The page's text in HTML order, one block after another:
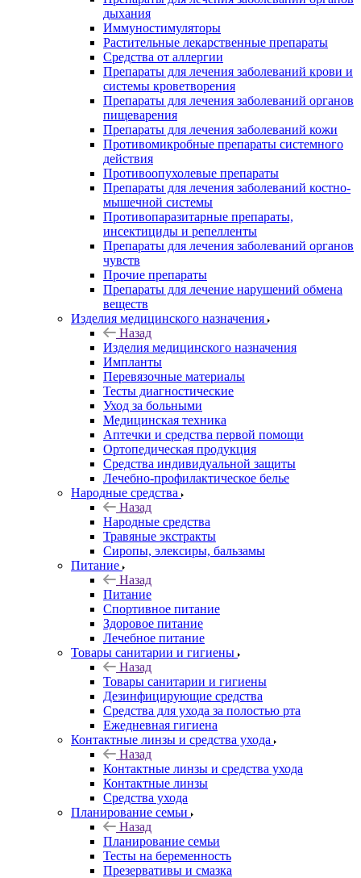
дыхания
Иммуностимуляторы
Растительные лекарственные препараты
Средства от аллергии
Препараты для лечения заболеваний крови и
системы кроветворения
Препараты для лечения заболеваний органов
пищеварения
Препараты для лечения заболеваний кожи
Противомикробные препараты системного
действия
Противоопухолевые препараты
Препараты для лечения заболеваний костно-
мышечной системы
Противопаразитарные препараты,
инсектициды и репелленты
Препараты для лечения заболеваний органов
чувств
Прочие препараты
Препараты для лечение нарушений обмена
веществ
Изделия медицинского назначения
Назад
Изделия медицинского назначения
Импланты
Перевязочные материалы
Тесты диагностические
Уход за больными
Медицинская техника
Аптечки и средства первой помощи
Ортопедическая продукция
Средства индивидуальной защиты
Лечебно-профилактическое белье
Народные средства
Назад
Народные средства
Травяные экстракты
Сиропы, элексиры, бальзамы
Питание
Назад
Питание
Спортивное питание
Здоровое питание
Лечебное питание
Товары санитарии и гигиены
Назад
Товары санитарии и гигиены
Дезинфицирующие средства
Средства для ухода за полостью рта
Ежедневная гигиена
Контактные линзы и средства ухода
Назад
Контактные линзы и средства ухода
Контактные линзы
Средства ухода
Планирование семьи
Назад
Планирование семьи
Тесты на беременность
Презервативы и смазка